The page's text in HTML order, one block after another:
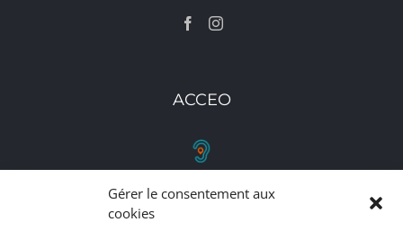
Gérer le consentement aux
cookies
ACCEO
RETROUVEZ-NOUS